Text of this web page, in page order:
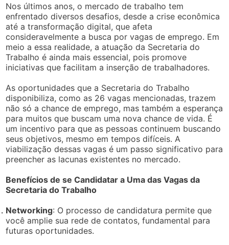
Nos últimos anos, o mercado de trabalho tem
enfrentado diversos desafios, desde a crise econômica
até a transformação digital, que afeta
consideravelmente a busca por vagas de emprego. Em
meio a essa realidade, a atuação da Secretaria do
Trabalho é ainda mais essencial, pois promove
iniciativas que facilitam a inserção de trabalhadores.
As oportunidades que a Secretaria do Trabalho
disponibiliza, como as 26 vagas mencionadas, trazem
não só a chance de emprego, mas também a esperança
para muitos que buscam uma nova chance de vida. É
um incentivo para que as pessoas continuem buscando
seus objetivos, mesmo em tempos difíceis. A
viabilização dessas vagas é um passo significativo para
preencher as lacunas existentes no mercado.
Benefícios de se Candidatar a Uma das Vagas da
Secretaria do Trabalho
Networking: O processo de candidatura permite que
você amplie sua rede de contatos, fundamental para
futuras oportunidades.